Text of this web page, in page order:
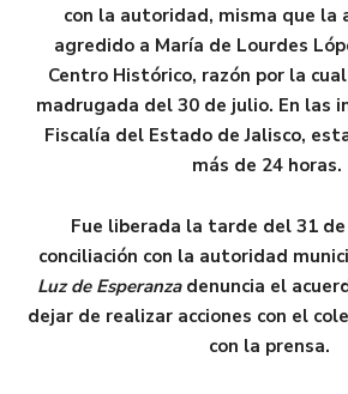
con la autoridad, misma que la
agredido a María de Lourdes
Centro Histórico, razón por la
madrugada del 30 de julio. En las
Fiscalía del Estado de Jalisco,
más de 24 horas.
Fue liberada la tarde del 31
conciliación con la autoridad
Luz de Esperanza denuncia el
dejar de realizar acciones con el
con la prensa.